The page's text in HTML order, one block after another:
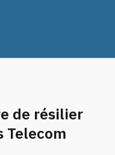
de résilier
Telecom